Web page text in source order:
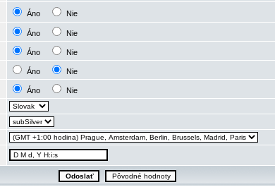
Áno Nie
Áno Nie
Áno Nie
Áno Nie
Áno
Nie